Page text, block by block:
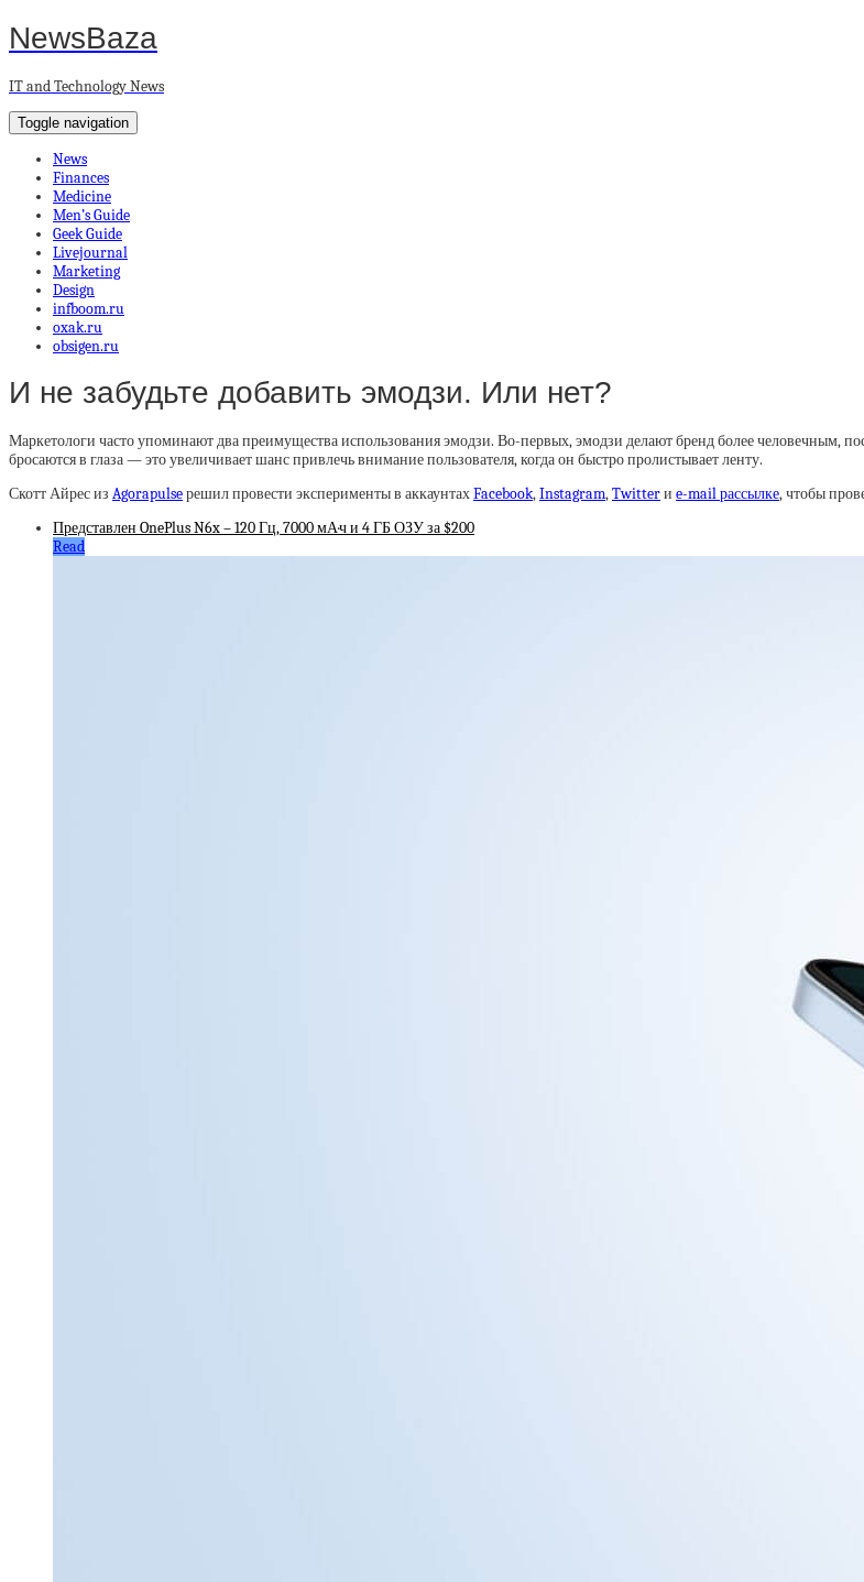
NewsBaza
IT and Technology News
Toggle navigation
News
Finances
Medicine
Men’s Guide
Geek Guide
Livejournal
Marketing
Design
infboom.ru
oxak.ru
obsigen.ru
И не забудьте добавить эмодзи. Или нет?
Маркетологи часто упоминают два преимущества использования эмодзи. Во-первых, эмодзи делают бренд более человечным,
бросаются в глаза — это увеличивает шанс привлечь внимание пользователя, когда он быстро пролистывает ленту.
Скотт Айрес из Agorapulseрешил провести эксперименты в аккаунтахFacebook,Instagram,Twitterи e-mail рассылке, чтобы
Представлен OnePlus N6x – 120 Гц, 7000 мА·ч и 4 ГБ ОЗУ за $200
Read